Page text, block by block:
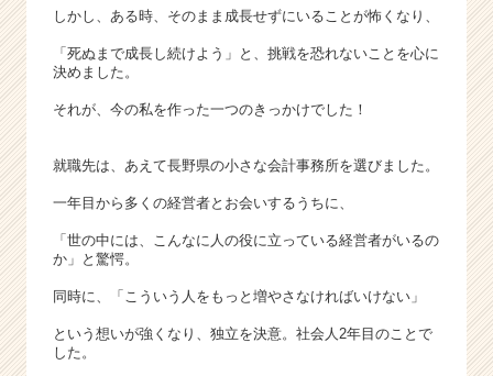
届
就
サ
ト
ア
ャ
ア
h
しかし、ある時、そのまま成長せずにいることが怖くなり、
「死ぬまで成長し続けよう」と、挑戦を恐れないことを心に
決めました。
それが、今の私を作った一つのきっかけでした！
就職先は、あえて長野県の小さな会計事務所を選びました。
一年目から多くの経営者とお会いするうちに、
「世の中には、こんなに人の役に立っている経営者がいるの
か」と驚愕。
同時に、「こういう人をもっと増やさなければいけない」
という想いが強くなり、独立を決意。社会人2年目のことで
した。